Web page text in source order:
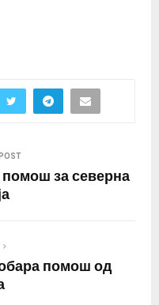
за северна
помош од